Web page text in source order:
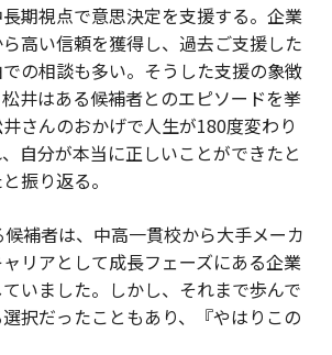
期視点で意思決定を支援する。企業
高い信頼を獲得し、過去ご支援した
の相談も多い。そうした支援の象徴
井はある候補者とのエピソードを挙
さんのおかげで人生が180度変わり
自分が本当に正しいことができたと
振り返る。
候補者は、中高一貫校から大手メーカ
リアとして成長フェーズにある企業
いました。しかし、それまで歩んで
択だったこともあり、『やはりこの